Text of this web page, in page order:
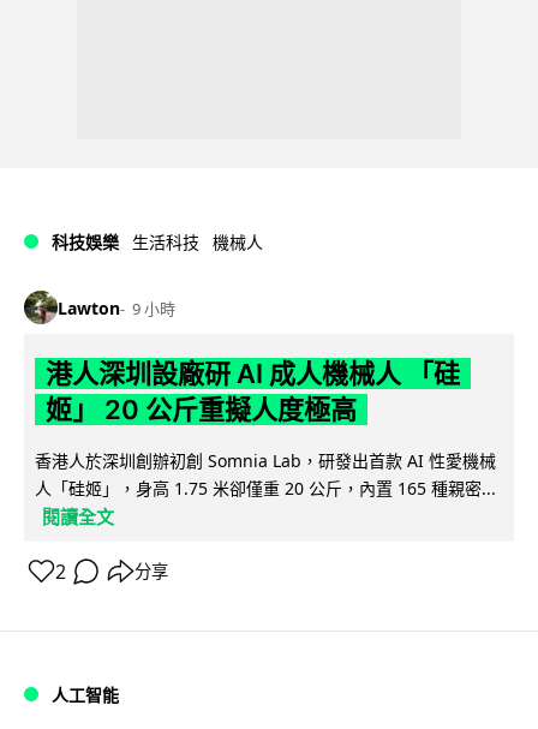
科技娛樂 生活科技 機械人
Lawton 9 小時
港人深圳設廠研 AI 成人機械人 「硅
姬」 20 公斤重擬人度極高
香港人於深圳創辦初創 Somnia Lab，研發出首款 AI 性愛機械
人「硅姬」，身高 1.75 米卻僅重 20 公斤，內置 165 種親密...
閱讀全文
2 分享
人工智能